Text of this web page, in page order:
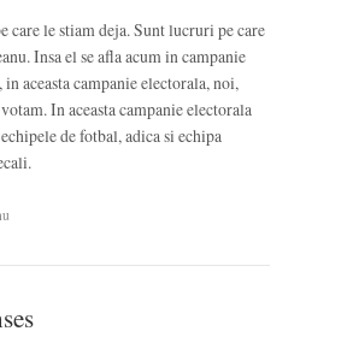
care le stiam deja. Sunt lucruri pe care
Insa el se afla acum in campanie
aceasta campanie electorala, noi,
In aceasta campanie electorala
de fotbal, adica si echipa